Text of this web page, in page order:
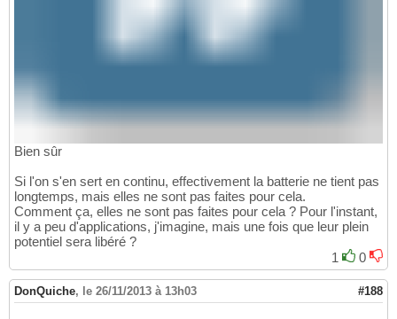
Bien sûr
Si l'on s'en sert en continu, effectivement la batterie ne tient pas
longtemps, mais elles ne sont pas faites pour cela.
Comment ça, elles ne sont pas faites pour cela ? Pour l'instant,
il y a peu d'applications, j'imagine, mais une fois que leur plein
potentiel sera libéré ?
1
0
DonQuiche, le 26/11/2013 à 13h03 #188